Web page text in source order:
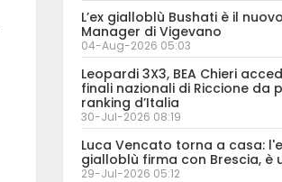
L’ex gialloblù Bushati è il
Manager di Vigevano
04-Aug-2026 05:03
Leopardi 3X3, BEA Chieri
finali nazionali di Riccione da
ranking d’Italia
30-Jul-2026 08:19
Luca Vencato torna a casa:
gialloblù firma con Brescia, è
29-Jul-2026 05:12